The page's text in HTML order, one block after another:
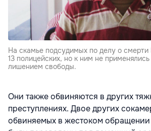
На скамье подсудимых по делу о смерти
13 полицейских, но к ним не
лишением свободы.
Они также обвиняются в других
преступлениях. Двое других
обвиняемых в жестоком обращении